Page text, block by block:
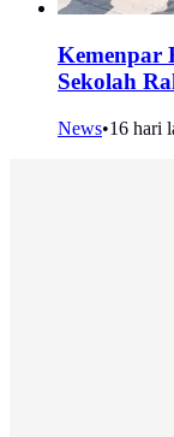
Kemenpar
Sekolah
News•16 hari